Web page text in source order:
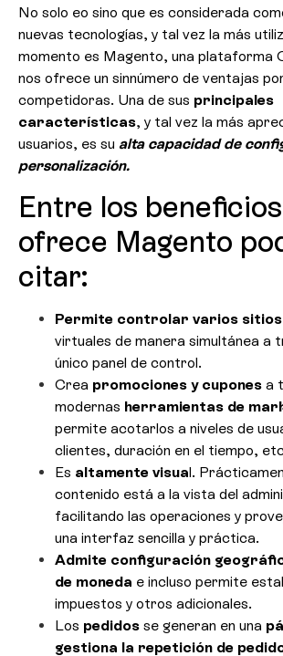
No solo eo sino que es considerada
nuevas tecnologías, y tal vez la más
momento es Magento, una plataforma
nos ofrece un sinnúmero de ventajas
competidoras. Una de sus principales
características, y tal vez la más
usuarios, es su alta capacidad de
personalización.
Entre los
ofrece Magento
citar:
Permite controlar varios sitios
virtuales de manera simultánea a
único panel de control.
Crea promociones y cupones a
modernas herramientas de
permite acotarlos a niveles de
clientes, duración en el tiempo,
Es altamente visual.
contenido está a la vista del
facilitando las operaciones y
una interfaz sencilla y práctica.
Admite configuración
de moneda e incluso permite
impuestos y otros adicionales.
Los pedidos se generan en una
gestiona la repetición de